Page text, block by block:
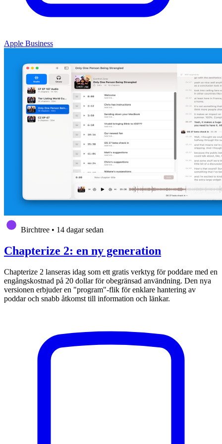
Apple Business
Birchtree • 14 dagar sedan
Chapterize 2: en ny generation
Chapterize 2 lanseras idag som ett gratis verktyg för poddare med en
engångskostnad på 20 dollar för obegränsad användning. Den nya
versionen erbjuder en "program"-flik för enklare hantering av
poddar och snabb åtkomst till information och länkar.